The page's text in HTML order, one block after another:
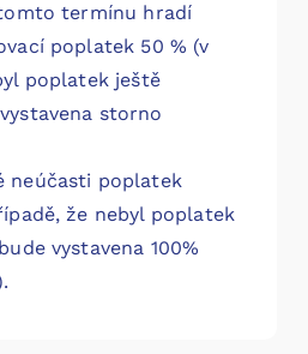
termínu hradí
poplatek 50 % (v
poplatek ještě
storno
neúčasti poplatek
že nebyl poplatek
vystavena 100%